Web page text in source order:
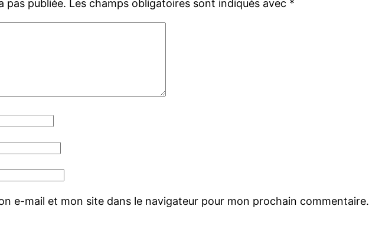
pas publiée. Les champs obligatoires sont indiqués avec *
e-mail et mon site dans le navigateur pour mon prochain commentaire.